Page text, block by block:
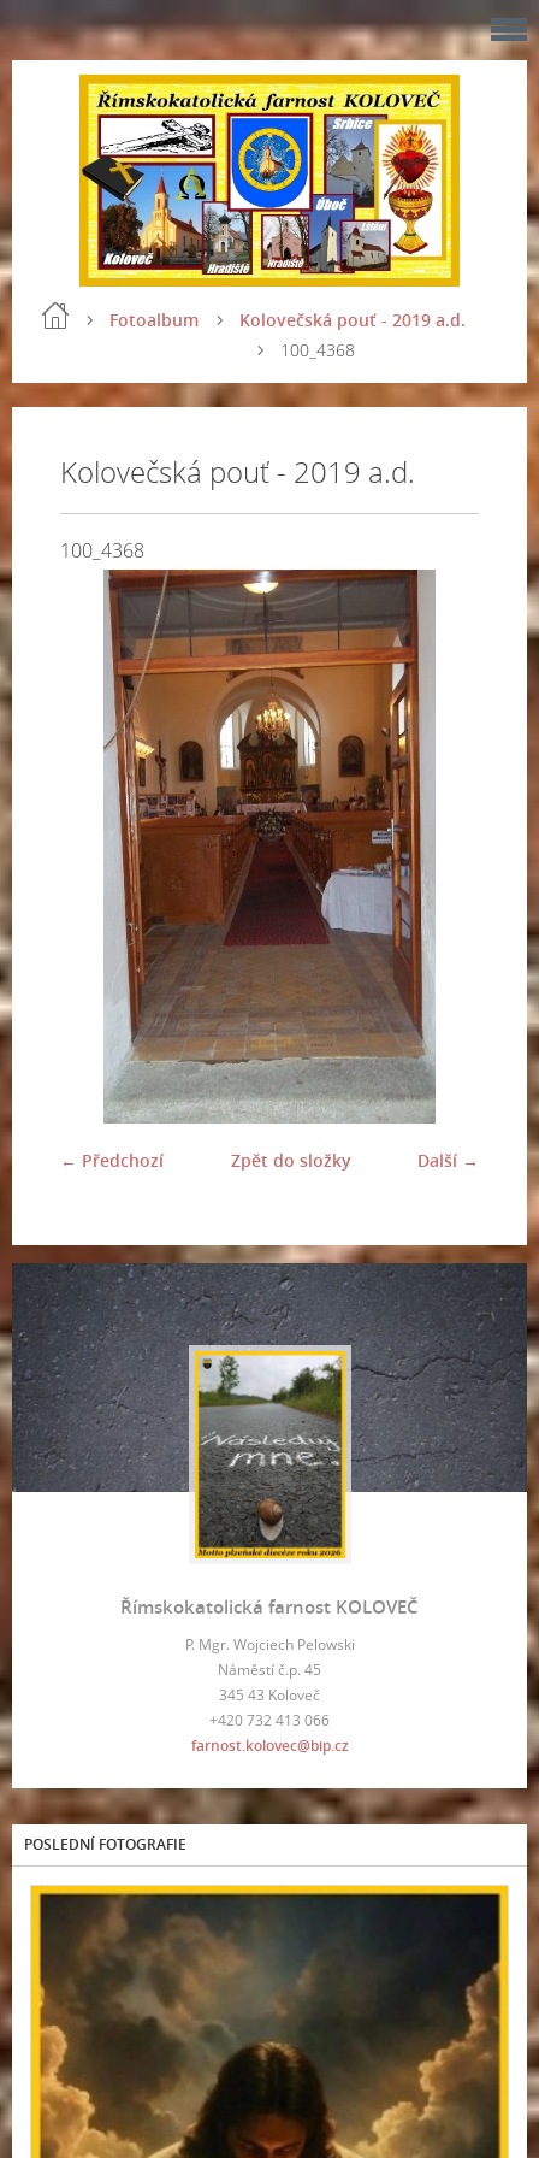
Fotoalbum
Kolovečská pouť - 2019 a.d.
100_4368
Kolovečská pouť - 2019 a.d.
100_4368
← Předchozí Další →
Zpět do složky
Římskokatolická farnost KOLOVEČ
P. Mgr. Wojciech Pelowski
Náměstí č.p. 45
345 43 Koloveč
+420 732 413 066
farnost.kolovec@bip.cz
POSLEDNÍ FOTOGRAFIE